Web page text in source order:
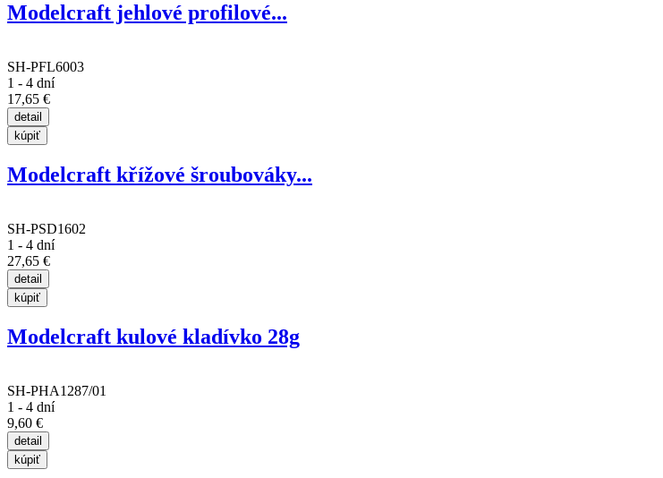
Modelcraft jehlové profilové...
SH-PFL6003
1 - 4 dní
17,65 €
Modelcraft křížové šroubováky...
SH-PSD1602
1 - 4 dní
27,65 €
Modelcraft kulové kladívko 28g
SH-PHA1287/01
1 - 4 dní
9,60 €